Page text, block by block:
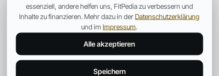
essenziell, andere helfen uns, FitPedia zu verbessern und
Inhalte zu finanzieren. Mehr dazu in der Datenschutzerklärung
und im Impressum
Alle akzeptieren
Speichern